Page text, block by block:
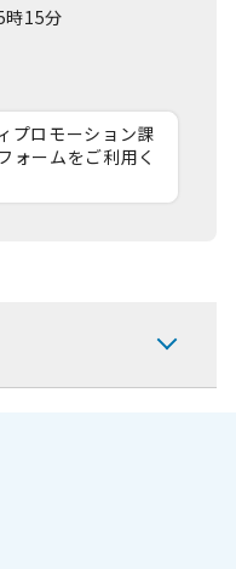
時15分
プロモーション課
ォームをご利用く